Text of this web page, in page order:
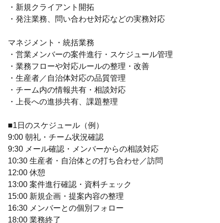
・新規クライアント開拓
・発注業務、問い合わせ対応などの実務対応
マネジメント・統括業務
・営業メンバーの案件進行・スケジュール管理
・業務フローや対応ルールの整理・改善
・生産者／自治体対応の品質管理
・チーム内の情報共有・相談対応
・上長への進捗共有、課題整理
■1日のスケジュール（例）
9:00 朝礼・チーム状況確認
9:30 メール確認・メンバーからの相談対応
10:30 生産者・自治体との打ち合わせ／訪問
12:00 休憩
13:00 案件進行確認・資料チェック
15:00 新規企画・提案内容の整理
16:30 メンバーとの個別フォロー
18:00 業務終了